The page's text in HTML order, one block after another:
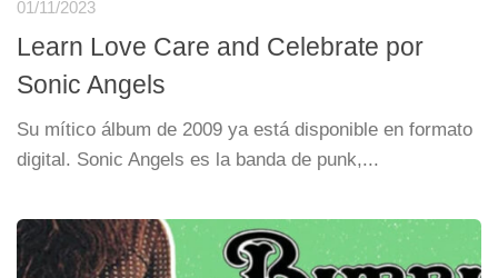
01/11/2023
Learn Love Care and Celebrate por
Sonic Angels
Su mítico álbum de 2009 ya está disponible en formato
digital. Sonic Angels es la banda de punk,...